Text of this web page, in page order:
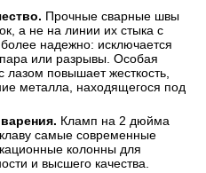
Прочные сварные швы
а не на линии их стыка с
надежно: исключается
или разрывы. Особая
повышает жесткость,
металла, находящегося под
Кламп на 2 дюйма
самые современные
колонны для
и высшего качества.